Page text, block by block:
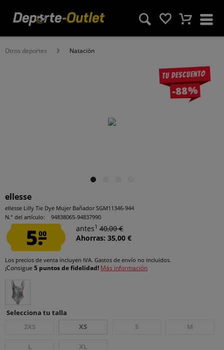
Otros deportes Natación
Tu descuento
-88%
ellesse
ellesse Lilly Tie Dye Mujer Bañador SGM11346-944
N.° del artículo:
94838065-94837990
5.00
antes1 40,00 €
Ahorras: 35,00 €
Los precios de venta incluyen IVA. Gastos de envío no incluidos.
¡Consigue 5 puntos de fidelidad! Más información
Selecciona tu talla
2XS
XS S M
L XL